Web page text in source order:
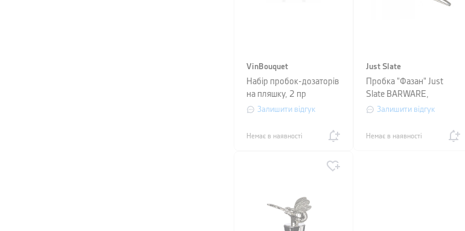
VinBouquet
Набір пробок-дозаторів
на пляшку, 2 пр
VinBouquet
Залишити відгук
Немає в наявності
Just Slate
Пробка "Фазан" Just
Slate BARWARE,
сріблястий
Залишити відгук
Немає в наявності